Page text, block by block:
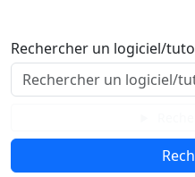
Contenu principal
Menu
Bas de page
Rechercher un logiciel/tuto